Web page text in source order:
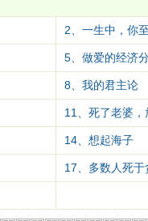
2、一生中，你
5、做爱的经济
8、我的君主论
11、死了老婆，
14、想起海子
17、多数人死于